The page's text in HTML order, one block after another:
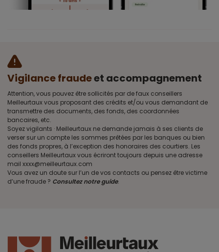
Vigilance fraudeet accompagnement
Attention, vous pouvez être sollicités par de faux conseillers
Meilleurtaux vous proposant des crédits et/ou vous demandant de
transmettre des documents, des fonds, des coordonnées
bancaires, etc.
Soyez vigilants · Meilleurtaux ne demande jamais à ses clients de
verser sur un compte les sommes prêtées par les banques ou bien
des fonds propres, à l’exception des honoraires des courtiers. Les
conseillers Meilleurtaux vous écriront toujours depuis une adresse
mail xxxx@meilleurtaux.com
Vous avez un doute sur l’un de vos contacts ou pensez être victime
d’une fraude ? Consultez notre guide.